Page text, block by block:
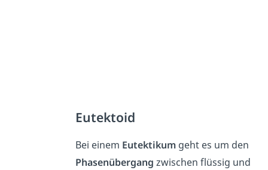
Eutektoid
Bei einem Eutektikum geht es um den
Phasenübergang zwischen flüssig und